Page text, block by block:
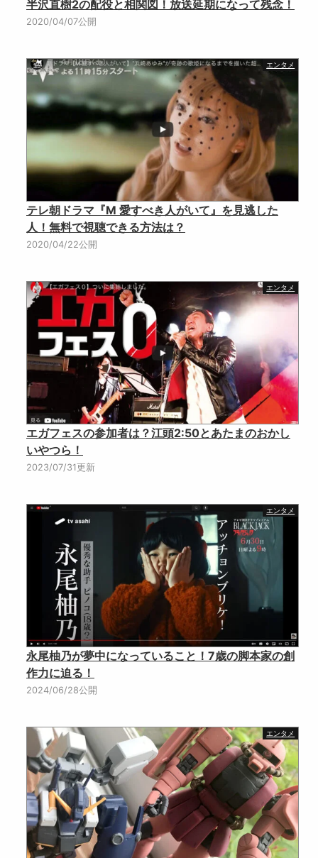
半沢直樹2の配役と相関図！放送延期になって残念！
2020/04/07公開
エンタメ
テレ朝ドラマ『M 愛すべき人がいて』を見逃した
人！無料で視聴できる方法は？
2020/04/22公開
エンタメ
エガフェスの参加者は？江頭2:50とあたまのおかし
いやつら！
2023/07/31更新
エンタメ
永尾柚乃が夢中になっていること！7歳の脚本家の創
作力に迫る！
2024/06/28公開
エンタメ